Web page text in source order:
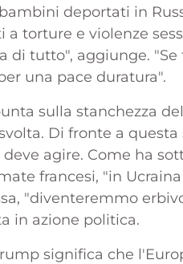
deportati in
torture e violenze
di tutto", aggiunge.
una pace duratura".
sulla stanchezza
Di fronte a
agire. Come ha
francesi, "in
"diventeremmo
in azione politica.
significa che